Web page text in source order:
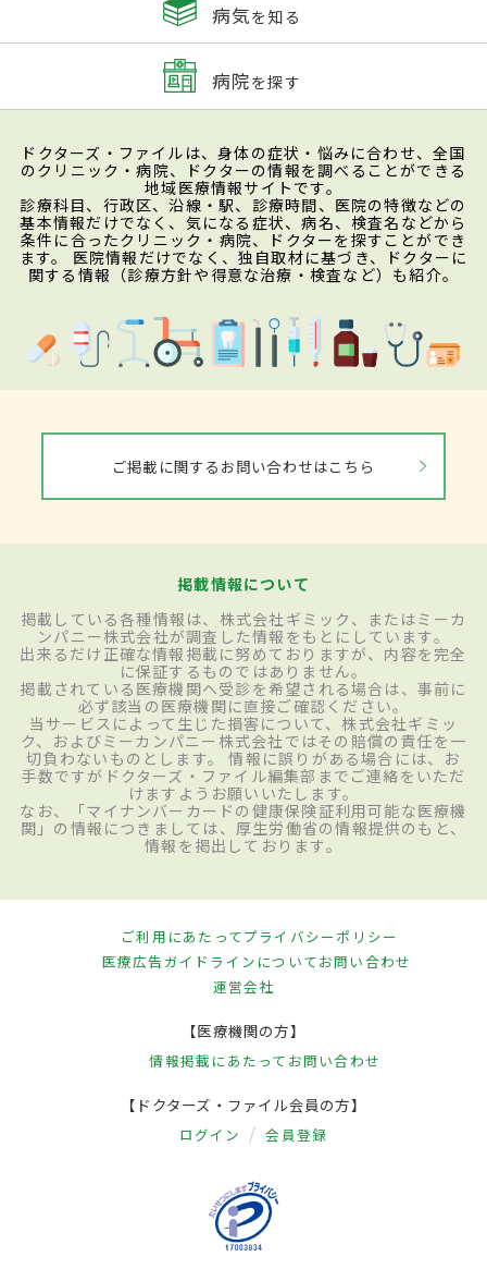
病気を知る
病院を探す
ドクターズ・ファイルは、身体の症状・悩みに合わせ、全国
のクリニック・病院、ドクターの情報を調べることができる
地域医療情報サイトです。
診療科目、行政区、沿線・駅、診療時間、医院の特徴などの
基本情報だけでなく、気になる症状、病名、検査名などから
条件に合ったクリニック・病院、ドクターを探すことができ
ます。 医院情報だけでなく、独自取材に基づき、ドクターに
関する情報（診療方針や得意な治療・検査など）も紹介。
ご掲載に関するお問い合わせはこちら
掲載情報について
掲載している各種情報は、株式会社ギミック、またはミーカ
ンパニー株式会社が調査した情報をもとにしています。
出来るだけ正確な情報掲載に努めておりますが、内容を完全
に保証するものではありません。
掲載されている医療機関へ受診を希望される場合は、事前に
必ず該当の医療機関に直接ご確認ください。
当サービスによって生じた損害について、株式会社ギミッ
ク、およびミーカンパニー株式会社ではその賠償の責任を一
切負わないものとします。 情報に誤りがある場合には、お
手数ですがドクターズ・ファイル編集部までご連絡をいただ
けますようお願いいたします。
なお、「マイナンバーカードの健康保険証利用可能な医療機
関」の情報につきましては、厚生労働省の情報提供のもと、
情報を掲出しております。
ご利用にあたってプライバシーポリシー
医療広告ガイドラインについてお問い合わせ
運営会社
【医療機関の方】
情報掲載にあたって お問い合わせ
【ドクターズ・ファイル会員の方】
ログイン 会員登録